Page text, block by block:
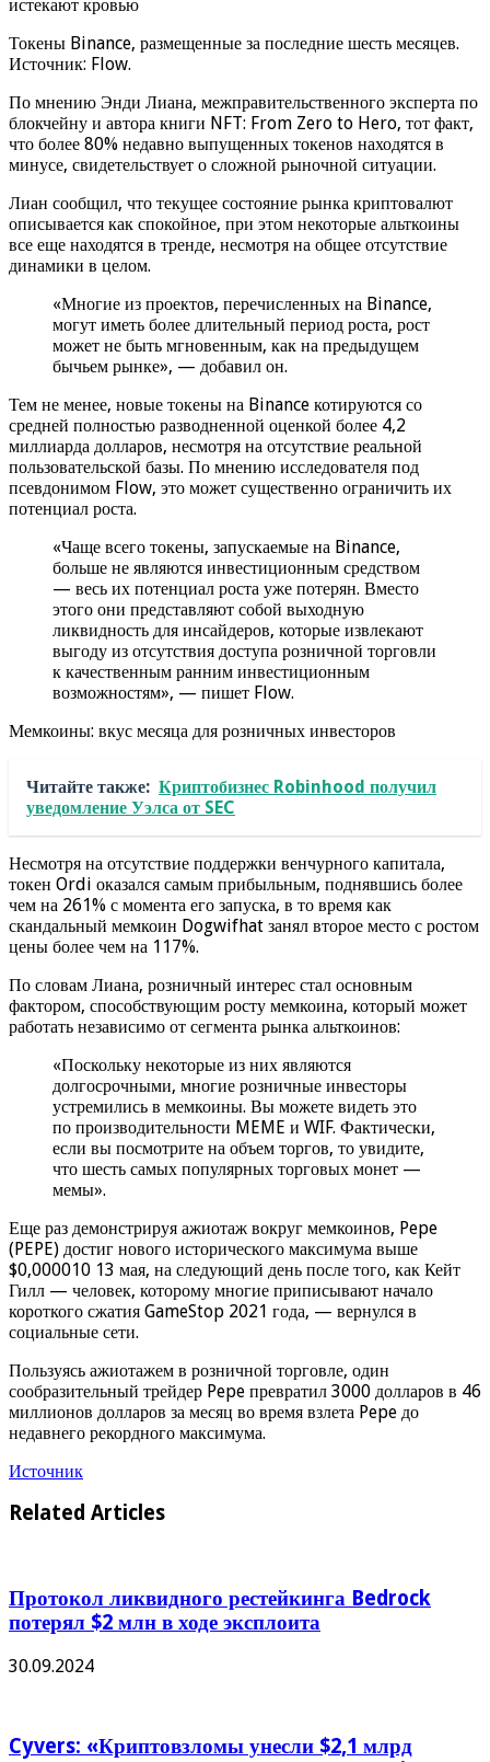
Токены Binance, размещенные за последние шесть месяцев.
Источник: Flow.
По мнению Энди Лиана, межправительственного эксперта по
блокчейну и автора книги NFT: From Zero to Hero, тот факт,
что более 80% недавно выпущенных токенов находятся в
минусе, свидетельствует о сложной рыночной ситуации.
Лиан сообщил, что текущее состояние рынка криптовалют
описывается как спокойное, при этом некоторые альткоины
все еще находятся в тренде, несмотря на общее отсутствие
динамики в целом.
«Многие из проектов, перечисленных на Binance,
могут иметь более длительный период роста, рост
может не быть мгновенным, как на предыдущем
бычьем рынке», — добавил он.
Тем не менее, новые токены на Binance котируются со
средней полностью разводненной оценкой более 4,2
миллиарда долларов, несмотря на отсутствие реальной
пользовательской базы. По мнению исследователя под
псевдонимом Flow, это может существенно ограничить их
потенциал роста.
«Чаще всего токены, запускаемые на Binance,
больше не являются инвестиционным средством
— весь их потенциал роста уже потерян. Вместо
этого они представляют собой выходную
ликвидность для инсайдеров, которые извлекают
выгоду из отсутствия доступа розничной торговли
к качественным ранним инвестиционным
возможностям», — пишет Flow.
Мемкоины: вкус месяца для розничных инвесторов
Читайте также: Криптобизнес Robinhood получил
уведомление Уэлса от SEC
Несмотря на отсутствие поддержки венчурного капитала,
токен Ordi оказался самым прибыльным, поднявшись более
чем на 261% с момента его запуска, в то время как
скандальный мемкоин Dogwifhat занял второе место с ростом
цены более чем на 117%.
По словам Лиана, розничный интерес стал основным
фактором, способствующим росту мемкоина, который может
работать независимо от сегмента рынка альткоинов:
«Поскольку некоторые из них являются
долгосрочными, многие розничные инвесторы
устремились в мемкоины. Вы можете видеть это
по производительности MEME и WIF. Фактически,
если вы посмотрите на объем торгов, то увидите,
что шесть самых популярных торговых монет —
мемы».
Еще раз демонстрируя ажиотаж вокруг мемкоинов, Pepe
(PEPE) достиг нового исторического максимума выше
$0,000010 13 мая, на следующий день после того, как Кейт
Гилл — человек, которому многие приписывают начало
короткого сжатия GameStop 2021 года, — вернулся в
социальные сети.
Пользуясь ажиотажем в розничной торговле, один
сообразительный трейдер Pepe превратил 3000 долларов в 46
миллионов долларов за месяц во время взлета Pepe до
недавнего рекордного максимума.
Источник
Related Articles
Протокол ликвидного рестейкинга Bedrock
потерял $2 млн в ходе эксплоита
30.09.2024
Cyvers: «Криптовзломы унесли $2,1 млрд